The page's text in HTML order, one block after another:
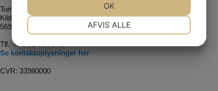
Tommerup Idræt
Kildebjerggård 24
5690 Tommerup
Tlf.:+45 61 68 98 48
Se kontaktoplysninger her
CVR: 33980000
MARKETING
AFVIS ALLE
OK